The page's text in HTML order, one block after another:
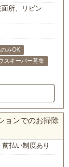
所、リビン
みOK
スキーパー募集
ョンでのお掃除
払い制度あり